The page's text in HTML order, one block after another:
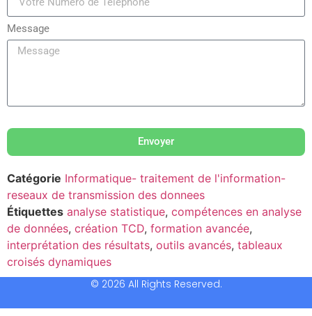
Message
Envoyer
Catégorie Informatique- traitement de l'information-
reseaux de transmission des donnees
Étiquettes analyse statistique, compétences en analyse
de données, création TCD, formation avancée,
interprétation des résultats, outils avancés, tableaux
croisés dynamiques
© 2026 All Rights Reserved.